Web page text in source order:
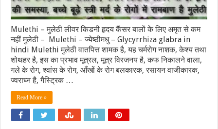
Mulethi – मुलेठी लीवर किडनी हृदय कैंसर बालों के लिए अमृत से कम
नहीं मुलेठी – Mulethi – ज्येष्ठीमधु – Glycyrrhiza glabra in
hindi Mulethi मुलेठी वातपित्त शामक है, यह चर्मरोग नाशक, केश्य तथा
शोथहर है, इस का प्रभाव मूत्रल, मूत्र विरजनय है, कफ निकालने वाला,
गले के रोग, श्वांस के रोग, आँखों के रोग बलकारक, रसायन वाजीकारक,
ज्वराघ्न है, गैस्ट्रिक …
Read More »